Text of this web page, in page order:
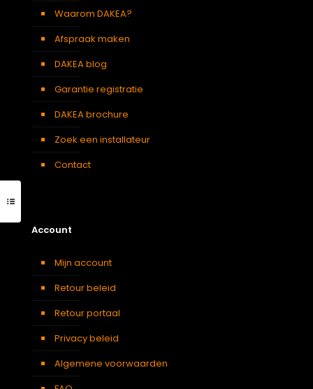
Waarom DAKEA?
Afspraak maken
DAKEA blog
Garantie registratie
DAKEA brochure
Zoek een installateur
Contact
Account
Mijn account
Retour beleid
Retour portaal
Privacy beleid
Algemene voorwaarden